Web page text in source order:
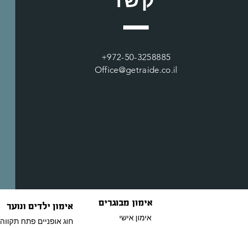
+972-50-3258885
Office@getraide.co.il
אימון ילדים ונוער
חוג אופניים פתח תקווה
אימון מבוגרים
אימון אישי